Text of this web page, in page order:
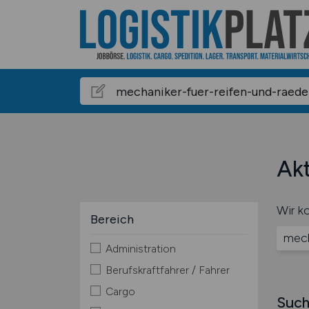
Bereich
Administration
Berufskraftfahrer / Fahrer
Cargo
Wir